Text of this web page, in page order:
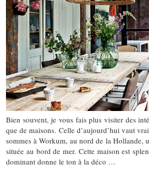
Bien souvent, je vous fais plus visiter des
que de maisons. Celle d’aujourd’hui vaut
sommes à Workum, au nord de la Hollande,
située au bord de mer. Cette maison est
dominant donne le ton à la déco …